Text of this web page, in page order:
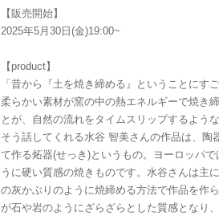
【販売開始】
2025年5月30日(金)19:00~
【product】
「昔から『土を焼き締める』ということにす
柔らかい素材が窯の中の熱エネルギーで焼き
とが、自然の流れをタイムスリップするよう
そう話してくれる水谷 智美さんの作品は、陶
て作る炻器(せっき)というもの。ヨーロッパ
うに硬い質感の焼きものです。水谷さんは主
の灰かぶりのように焼締める方法で作品を作
が石や岩のようにざらざらとした質感となり